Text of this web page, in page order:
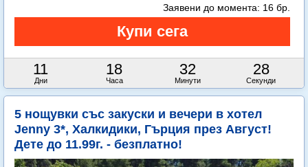
11
Дни
18
Часа
32
Минути
26
Секунди
Заявени до момента: 16 бр.
5 нощувки със закуски и вечери в хотел
Jenny 3*, Халкидики, Гърция през Август!
Дете до 11.99г. - безплатно!